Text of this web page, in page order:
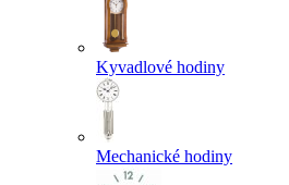
Kyvadlové hodiny
Mechanické hodiny